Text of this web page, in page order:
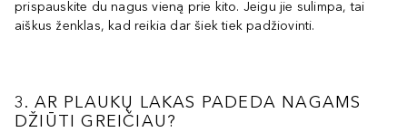
prispauskite du nagus vieną prie kito. Jeigu jie sulimpa, tai
aiškus ženklas, kad reikia dar šiek tiek padžiovinti.
3. AR PLAUKŲ LAKAS PADEDA NAGAMS
DŽIŪTI GREIČIAU?